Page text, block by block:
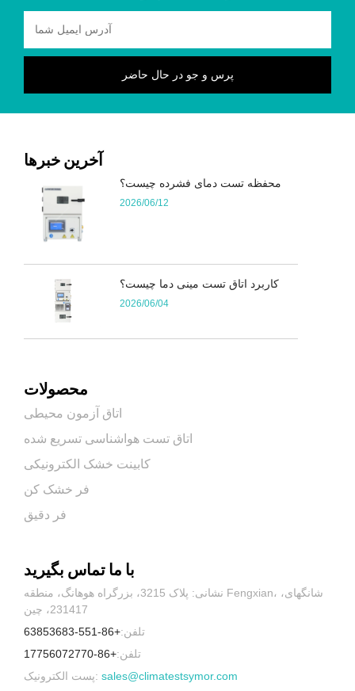
آخرین خبرها
محفظه تست دمای فشرده چیست؟
2026/06/12
کاربرد اتاق تست مینی دما چیست؟
2026/06/04
محصولات
اتاق آزمون محیطی
اتاق تست هواشناسی تسریع شده
کابینت خشک الکترونیکی
فر خشک کن
فر دقیق
با ما تماس بگیرید
نشانی: پلاک 3215، بزرگراه هوهانگ، منطقه Fengxian، شانگهای،
231417، چین
تلفن:+86-551-63853683
تلفن:+86-17756072770
پست الکترونیک: sales@climatestsymor.com